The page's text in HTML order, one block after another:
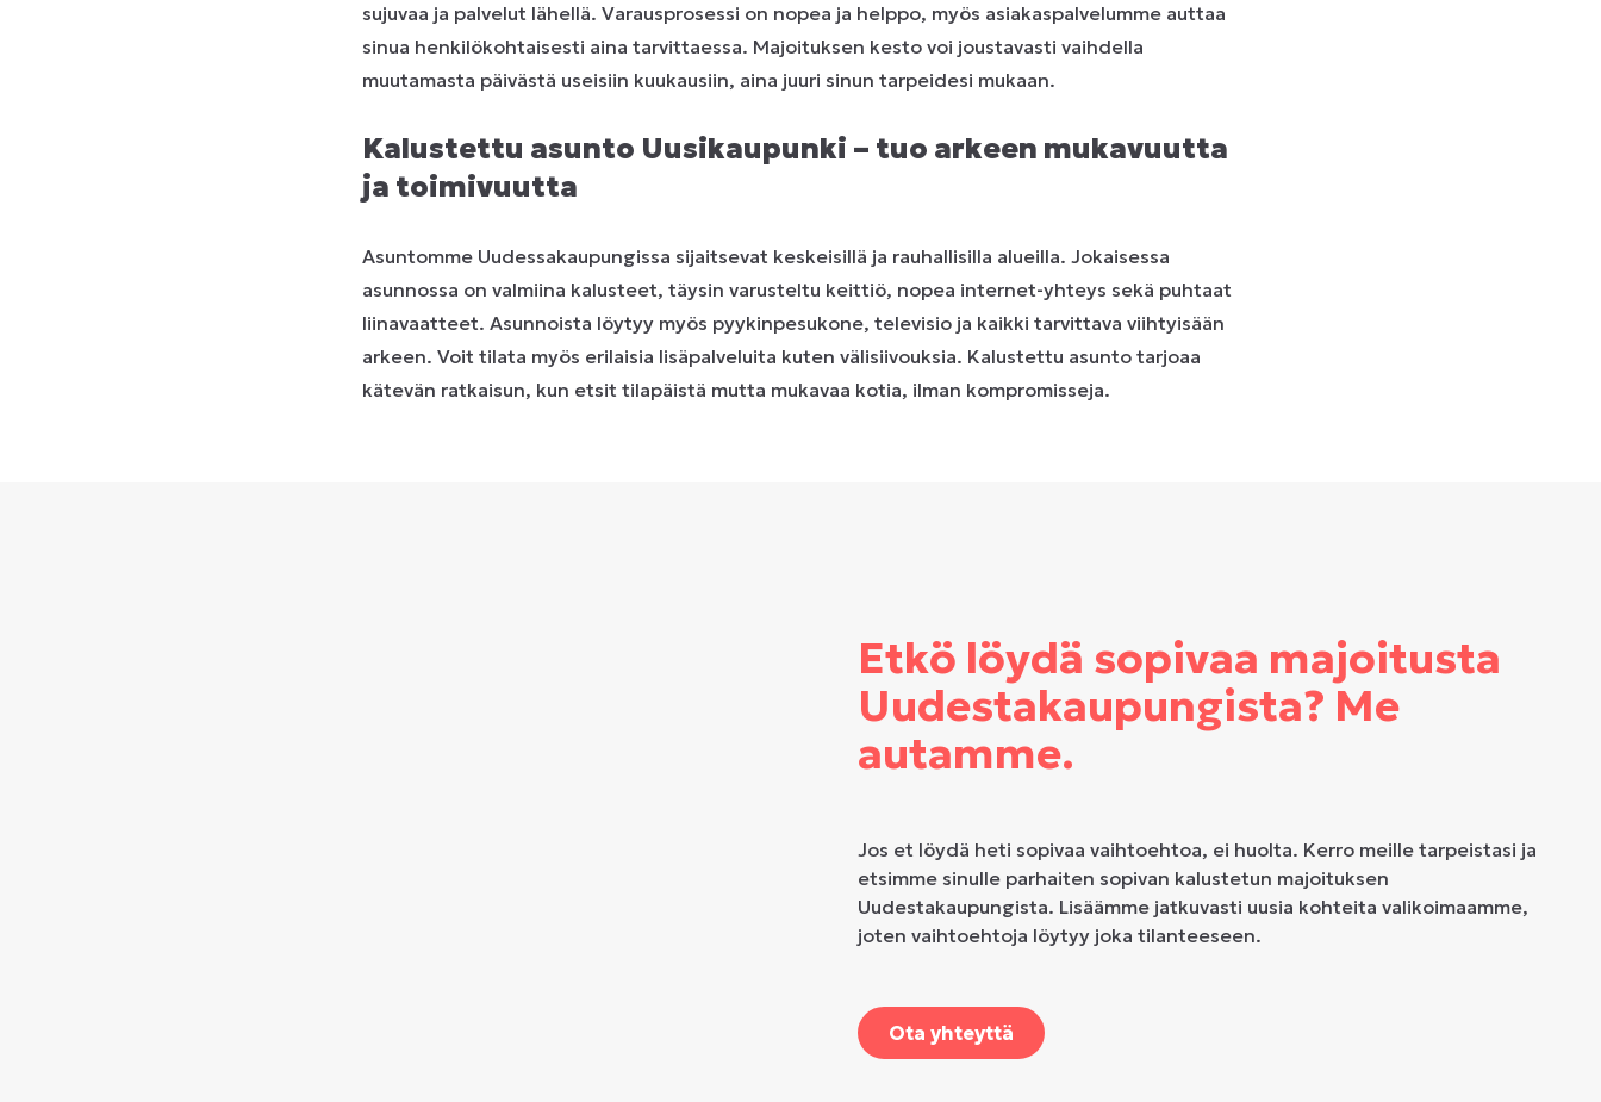
sujuvaa ja palvelut lähellä. Varausprosessi on nopea ja helppo, myös asiakaspalvelumme auttaa
sinua henkilökohtaisesti aina tarvittaessa. Majoituksen kesto voi joustavasti vaihdella
muutamasta päivästä useisiin kuukausiin, aina juuri sinun tarpeidesi mukaan.
Kalustettu asunto Uusikaupunki – tuo arkeen mukavuutta
ja toimivuutta
Asuntomme Uudessakaupungissa sijaitsevat keskeisillä ja rauhallisilla alueilla. Jokaisessa
asunnossa on valmiina kalusteet, täysin varusteltu keittiö, nopea internet-yhteys sekä puhtaat
liinavaatteet. Asunnoista löytyy myös pyykinpesukone, televisio ja kaikki tarvittava viihtyisään
arkeen. Voit tilata myös erilaisia lisäpalveluita kuten välisiivouksia. Kalustettu asunto tarjoaa
kätevän ratkaisun, kun etsit tilapäistä mutta mukavaa kotia, ilman kompromisseja.
Etkö löydä sopivaa majoitusta
Uudestakaupungista? Me
autamme.
Jos et löydä heti sopivaa vaihtoehtoa, ei huolta. Kerro meille tarpeistasi ja
etsimme sinulle parhaiten sopivan kalustetun majoituksen
Uudestakaupungista. Lisäämme jatkuvasti uusia kohteita valikoimaamme,
joten vaihtoehtoja löytyy joka tilanteeseen.
Ota yhteyttä